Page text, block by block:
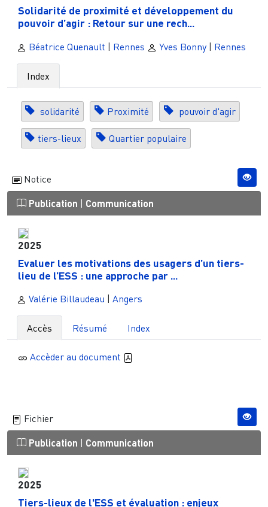
Solidarité de proximité et développement du
pouvoir d’agir : Retour sur une rech...
Béatrice Quenault | Rennes Yves Bonny | Rennes
Index
solidarité Proximité pouvoir d'agir
tiers-lieux Quartier populaire
Notice
Publication | Communication
2025
Evaluer les motivations des usagers d’un tiers-
lieu de l’ESS : une approche par ...
Valérie Billaudeau Angers
Accès Résumé Index
Accèder au document
Fichier
Publication | Communication
2025
Tiers-lieux de l'ESS et évaluation : enjeux